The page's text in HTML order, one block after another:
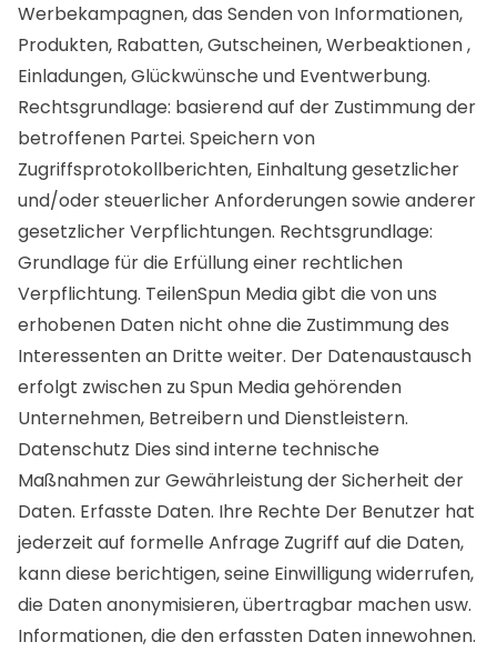
Werbekampagnen, das Senden von Informationen,
Produkten, Rabatten, Gutscheinen, Werbeaktionen ,
Einladungen, Glückwünsche und Eventwerbung.
Rechtsgrundlage: basierend auf der Zustimmung der
betroffenen Partei. Speichern von
Zugriffsprotokollberichten, Einhaltung gesetzlicher
und/oder steuerlicher Anforderungen sowie anderer
gesetzlicher Verpflichtungen. Rechtsgrundlage:
Grundlage für die Erfüllung einer rechtlichen
Verpflichtung. TeilenSpun Media gibt die von uns
erhobenen Daten nicht ohne die Zustimmung des
Interessenten an Dritte weiter. Der Datenaustausch
erfolgt zwischen zu Spun Media gehörenden
Unternehmen, Betreibern und Dienstleistern.
Datenschutz Dies sind interne technische
Maßnahmen zur Gewährleistung der Sicherheit der
Daten. Erfasste Daten. Ihre Rechte Der Benutzer hat
jederzeit auf formelle Anfrage Zugriff auf die Daten,
kann diese berichtigen, seine Einwilligung widerrufen,
die Daten anonymisieren, übertragbar machen usw.
Informationen, die den erfassten Daten innewohnen.